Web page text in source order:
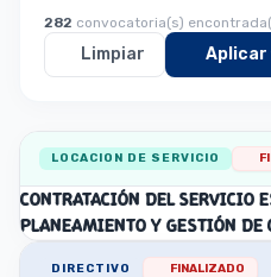
282 convocatoria(s)
Limpiar
LOCACION DE SERVICIO
CONTRATACIÓN DEL SERVICIO
PLANEAMIENTO Y GESTIÓN DE
DIRECTIVO FINALIZADO